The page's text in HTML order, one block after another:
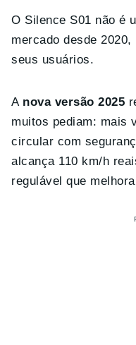
O Silence S01 não é
mercado desde
seus usuários.
A nova versão 2025
muitos pediam: mais
circular com
alcança 110 km/h
regulável que